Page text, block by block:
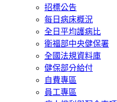
招標公告
每日病床概況
全日平均護病比
衛福部中央健保署
全國法規資料庫
健保部分給付
自費專區
員工專區